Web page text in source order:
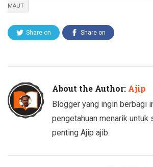
MAUT
Share on Share on
About the Author: Ajip
Blogger yang ingin berbagi
pengetahuan menarik untuk
penting Ajip ajib.